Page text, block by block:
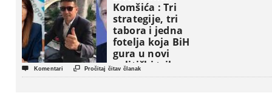
Komšića : Tri
strategije, tri
tabora i jedna
fotelja koja BiH
gura u novi
politički triler
 Komentari  Pročitaj čitav članak